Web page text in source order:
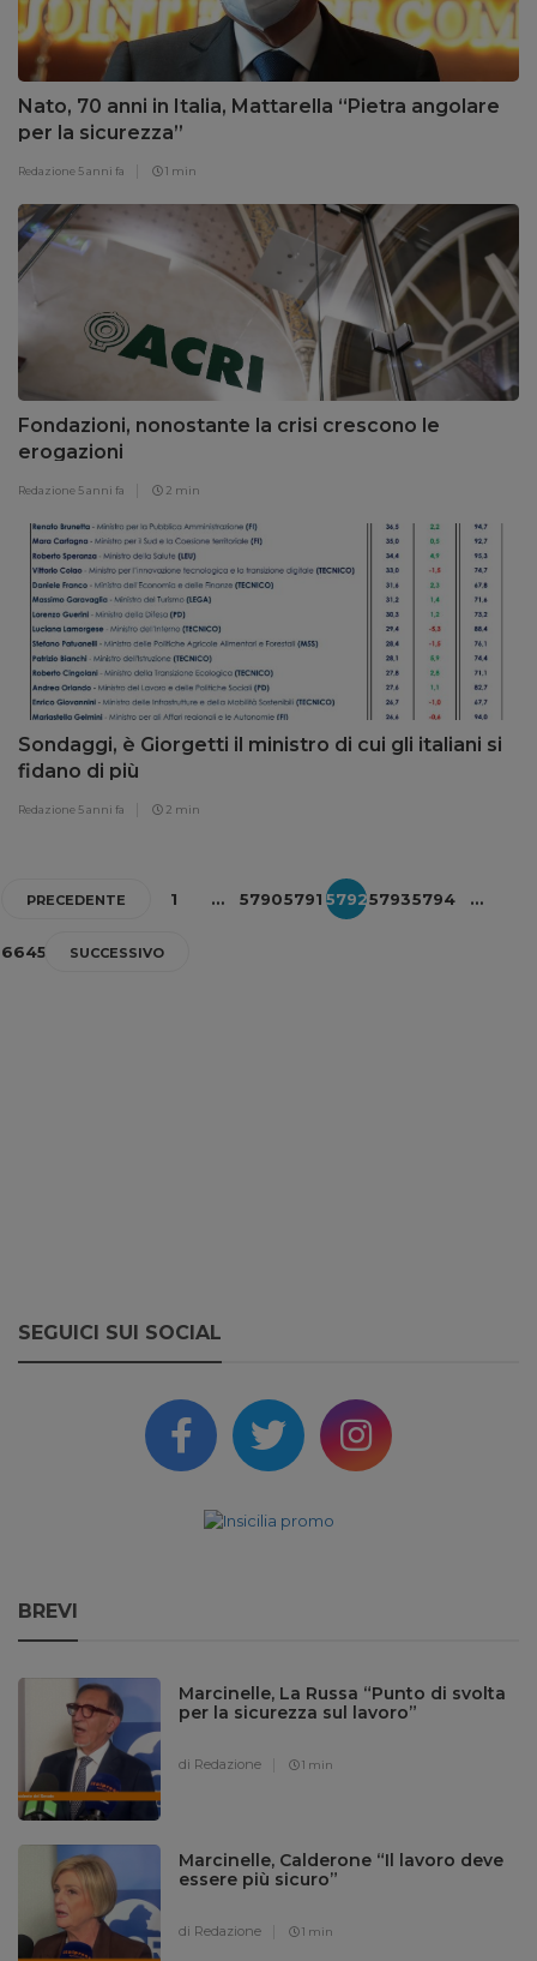
Nato, 70 anni in Italia, Mattarella “Pietra angolare
per la sicurezza”
Redazione 5 anni fa 1 min
Fondazioni, nonostante la crisi crescono le
erogazioni
Redazione 5 anni fa 2 min
Sondaggi, è Giorgetti il ministro di cui gli italiani si
fidano di più
Redazione 5 anni fa 2 min
PRECEDENTE 1 … 57905791 579257935794 …
6645 SUCCESSIVO
SEGUICI SUI SOCIAL
BREVI
Marcinelle, La Russa “Punto di svolta
per la sicurezza sul lavoro”
di Redazione 1 min
Marcinelle, Calderone “Il lavoro deve
essere più sicuro”
di Redazione 1 min